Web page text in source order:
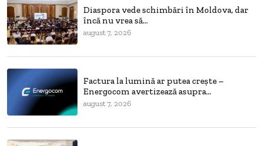
Diaspora vede schimbări în Moldova, dar
încă nu vrea să...
august 7, 2026
Factura la lumină ar putea crește –
Energocom avertizează asupra...
august 7, 2026